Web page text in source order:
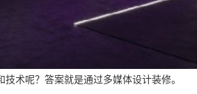
术呢？答案就是通过多媒体设计装修。